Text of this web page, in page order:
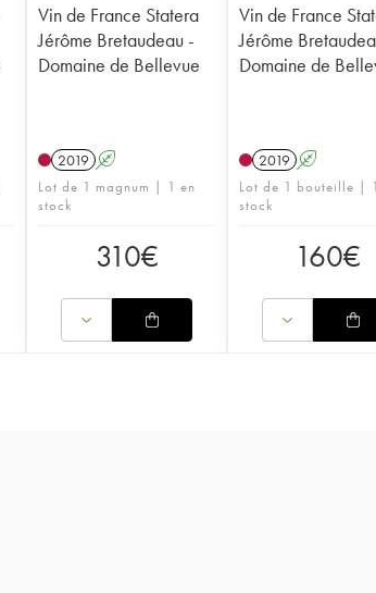
Vin de France Statera
Jérôme Bretaudeau -
Domaine de Bellevue
2019 A
Lot de 1 magnum | 1 en
stock
310€
Vin de France
Jérôme
Domaine de
2019 A
Lot de 1 bouteille |
stock
160€